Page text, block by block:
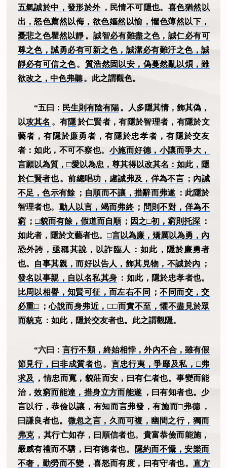
五氣誠於中，發形於外 ，民情不可隱也。 喜色猶然以
出，怒色薦然以侮，欲色嫗然以愉，懼色薄然以下，
憂悲之色瞿然以靜。誠智必有難盡之色，誠仁必有可
尊之色，誠勇必有可新之色，誠潔必有難汙之色，誠
靜必有可信之色。 質浩然固以安，偽蔓然亂以煩，雖
欲改之，中色弗聽 。此之謂觀色。
“五曰： 民生則有陰有陽。人多隱其情，飾其偽，
以攻其名 。有隱於仁賢者，有隱於智理者，有隱於文
藝者，有隱於廉勇者，有隱於忠孝者，有隱於交友
者：如此，不可不察也。 小施而好德，小讓而爭大，
言願以為質，□愛以為忠，尊其得以改其名：如此，隱
於仁賢者也。前總唱功，慮誠弗及，佯為不言 ； 內誠
不足，色示有餘 ； 自順而不讓，措辭而弗遂 ：此隱於
智理者也。 動人以言，竭而弗終 ； 問則不對，佯為不
窮 ； □貌而有餘，假道而自順 ； 因之□初，窮則托深 ：
如此者，隱於文藝者也。 □言以為廉，矯厲以為勇，內
恐外誇，亟稱其說，以詐臨人
：如此，隱於廉勇者
也。 自事其親，而好以告人，飾其見物，不誠於內
；
發名以事親，自以名私其身 ：如此，隱於忠孝者也。
比周以相譽，知賢可征，而左右不同
；不同而交，交
必重□ ；心說而身弗近，□□而實不至，懼不盡見於眾
而貌克 ：如此，隱於交友者也。此之謂觀隱。
“六曰：言行不類，終始相悖，外內不合，雖有假
節見行，曰非成質者也。 言忠行夷，爭靡及私，□弗
求及
，情忠而寬，貌莊而安，曰有仁者也。事變而能
治，效窮而能達，措身立方而能遂 ，曰有知者也。少
言以行，恭儉以讓， 有知而言弗發，有施而□弗德 ，
曰謙良者也。 微忽之言，久而可複，幽間之行，獨而
弗克 ，其行亡如存，曰順信者也。貴富恭儉而能施，
嚴威有禮而不驕，曰有德者也。
隱約而不懾，安樂而
不奢，勤勞而不變 ，喜怒而有度，曰有守者也。直方